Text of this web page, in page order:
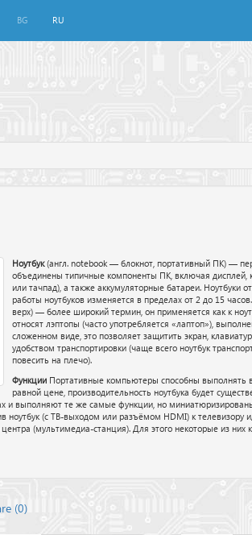
BG RU
Ноутбук(англ. notebook — блокнот, портативный ПК) —
объединены типичные компоненты ПК, включая дисплей,
или тачпад), а также аккумуляторные батареи.
работы ноутбуков изменяется в пределах от 2 до 15
верх) — более широкий термин, он применяется как к
относят лэптопы (часто употребляется «лаптоп»),
сложенном виде, это позволяет защитить экран,
удобством транспортировки (чаще всего ноутбук
повесить на плечо).
ФункцииПортативные компьютеры способны выполнять
равной цене, производительность ноутбука будет
и выполняют те же самые функции, но
ноутбук (с ТВ-выходом или разъёмом HDMI) к телевизору
(мультимедиа-станция). Для этого некоторые из
(0)